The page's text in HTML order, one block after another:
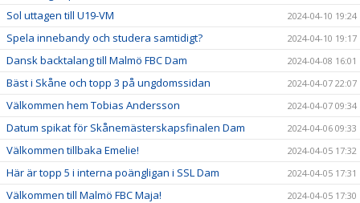
Sol uttagen till U19-VM 2024-04-10 19:24
Spela innebandy och studera samtidigt? 2024-04-10 19:17
Dansk backtalang till Malmö FBC Dam 2024-04-08 16:01
Bäst i Skåne och topp 3 på ungdomssidan 2024-04-07 22:07
Välkommen hem Tobias Andersson 2024-04-07 09:34
Datum spikat för Skånemästerskapsfinalen Dam 2024-04-06 09:33
Välkommen tillbaka Emelie! 2024-04-05 17:32
Här är topp 5 i interna poängligan i SSL Dam 2024-04-05 17:31
Välkommen till Malmö FBC Maja! 2024-04-05 17:30